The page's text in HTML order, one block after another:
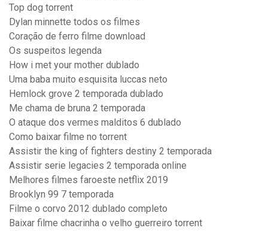
Top dog torrent
Dylan minnette todos os filmes
Coração de ferro filme download
Os suspeitos legenda
How i met your mother dublado
Uma baba muito esquisita luccas neto
Hemlock grove 2 temporada dublado
Me chama de bruna 2 temporada
O ataque dos vermes malditos 6 dublado
Como baixar filme no torrent
Assistir the king of fighters destiny 2 temporada
Assistir serie legacies 2 temporada online
Melhores filmes faroeste netflix 2019
Brooklyn 99 7 temporada
Filme o corvo 2012 dublado completo
Baixar filme chacrinha o velho guerreiro torrent